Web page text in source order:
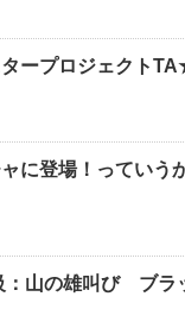
タープロジェクト
ャに登場！ってい
：山の雄叫び ブラ